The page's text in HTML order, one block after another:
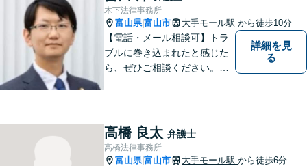
に、誠実・丁寧を心がけ事件
に取り組んでいきたいと考え
ています。
木下法律事務所
富山県|富山市 大手モール駅 から徒歩10分
【電話・メール相談可】トラ
ブルに巻き込まれたと感じた
ら、ぜひご相談ください。離
を解決するため、迅速かつ丁
寧にサポートいたします。
【夜間対応可能】
詳細を見
る
高橋 良太 弁護士
高橋法律事務所
富山県|富山市 大手モール駅 から徒歩6分